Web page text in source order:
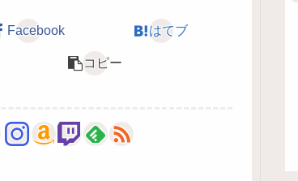
Facebook はてブ
コピー